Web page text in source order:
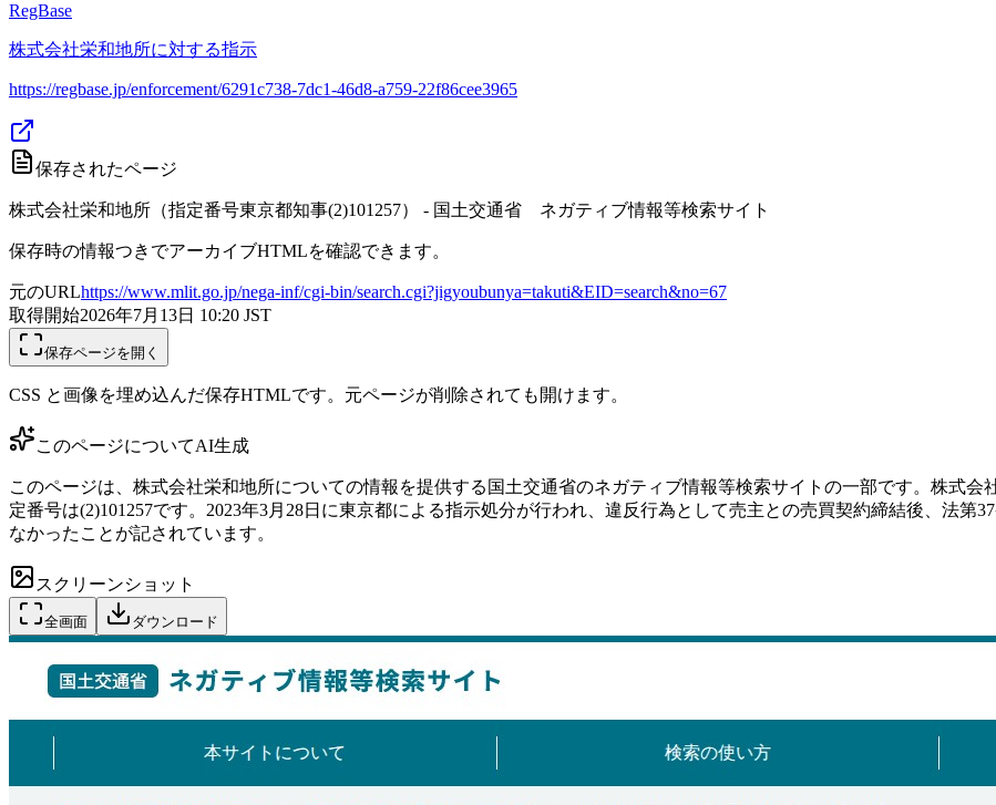
RegBase
株式会社栄和地所に対する指示
https://regbase.jp/enforcement/6291c738-7dc1-46d8-a759-22f86cee3965
保存されたページ
株式会社栄和地所（指定番号東京都知事(2)101257） - 国土交通省 ネガティブ情報等検索サイト
保存時の情報つきでアーカイブHTMLを確認できます。
元のURLhttps://www.mlit.go.jp/nega-inf/cgi-bin/search.cgi?jigyoubunya=takuti&EID=search&no=67
取得開始2026年7月13日 10:20 JST
保存ページを開く
CSS と画像を埋め込んだ保存HTMLです。元ページが削除されても開けます。
このページについてAI生成
このページは、株式会社栄和地所についての情報を提供する国土交通省のネガティブ情報等検索サイトの一部です。株式
定番号は(2)101257です。2023年3月28日に東京都による指示処分が行われ、違反行為として売主との売買契約締結後、法第
なかったことが記されています。
スクリーンショット
全画面 ダウンロード